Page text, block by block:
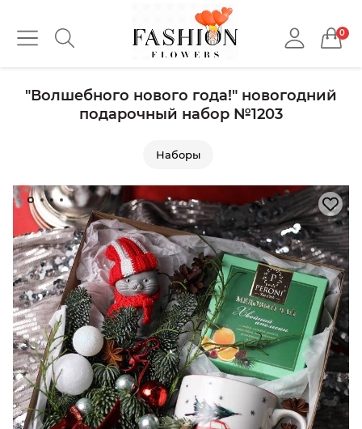
0
"Волшебного нового года!" новогодний
подарочный набор №1203
Наборы